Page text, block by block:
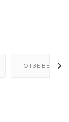
ОТЗЫВЫ